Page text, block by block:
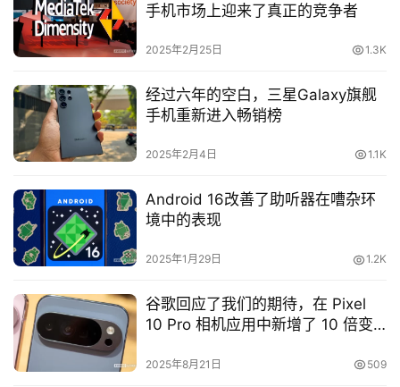
手机市场上迎来了真正的竞争者
2025年2月25日 1.3K
经过六年的空白，三星Galaxy旗舰
手机重新进入畅销榜
2025年2月4日 1.1K
Android 16改善了助听器在嘈杂环
境中的表现
2025年1月29日 1.2K
谷歌回应了我们的期待，在 Pixel
10 Pro 相机应用中新增了 10 倍变
2025年8月21日 509